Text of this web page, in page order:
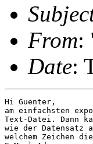
From:
Date:
Hi Guenter,
am einfachsten
Text-Datei. Dann
wie der
welchem Zeichen